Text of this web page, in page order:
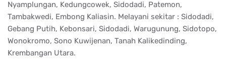
Nyamplungan, Kedungcowek, Sidodadi, Patemon,
Tambakwedi, Embong Kaliasin. Melayani sekitar : Sidodadi,
Gebang Putih, Kebonsari, Sidodadi, Warugunung, Sidotopo,
Wonokromo, Sono Kuwijenan, Tanah Kalikedinding,
Krembangan Utara.